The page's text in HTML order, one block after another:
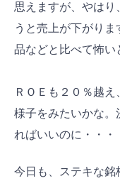
思えますが、やはり
うと売上が下がり
品などと比べて怖い
ＲＯＥも２０％越え
様子をみたいかな。
ればいいのに・・・
今日も、ステキな銘